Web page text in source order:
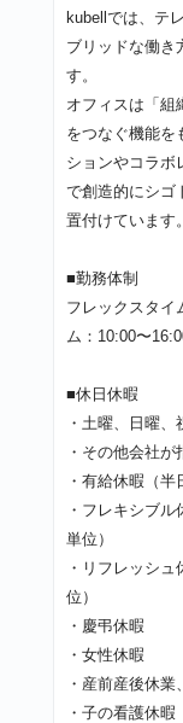
kubellでは、テ
ブリッドな働き
す。
オフィスは「組
をつなぐ機能を
ションやコラボ
で創造的にシゴ
置付けています。
■勤務体制
フレックスタイ
ム：10:00〜
■休日休暇
・土曜、日曜、
・その他会社が
・有給休暇（半
・フレキシブル
単位）
・リフレッシ
位）
・慶弔休暇
・女性休暇
・産前産後休業
・子の看護休暇